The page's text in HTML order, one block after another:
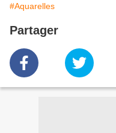
#Aquarelles
Partager